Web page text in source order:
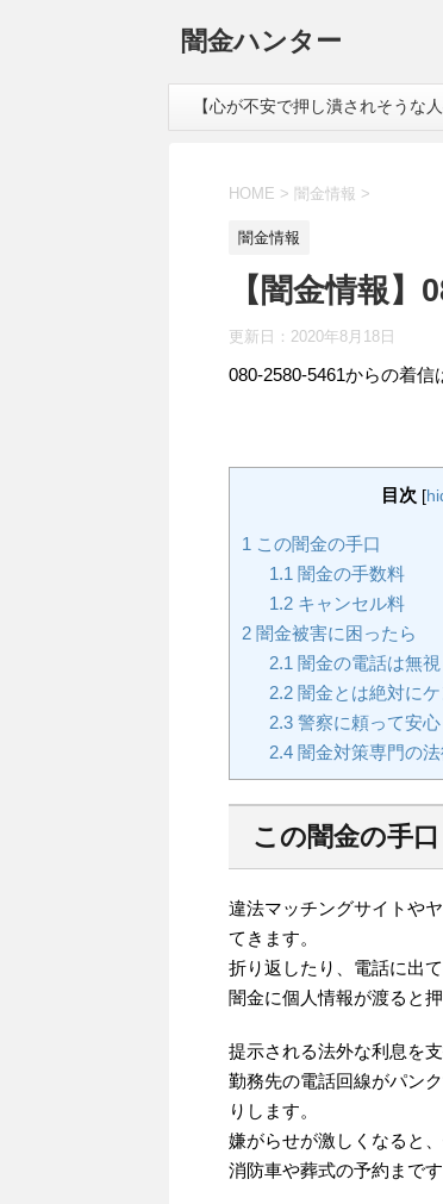
闇金ハンター
【心が不安で押し潰されそうな人
HOME > 闇金情報 >
闇金情報
【闇金情報】
更新日： 2020年8月18日
080-2580-5461からの着信
目次 [
1 この闇金の手口
1.1 闇金の手数料
1.2キャンセル料
2 闇金被害に困ったら
2.1 闇金の電話は無
2.2闇金とは絶対にケ
2.3警察に頼って安心
2.4闇金対策専門の
この闇金の手口
違法マッチングサイトや
てきます。
折り返したり、電話に出
闇金に個人情報が渡ると
提示される法外な利息を
勤務先の電話回線がパン
りします。
嫌がらせが激しくなると
消防車や葬式の予約まで